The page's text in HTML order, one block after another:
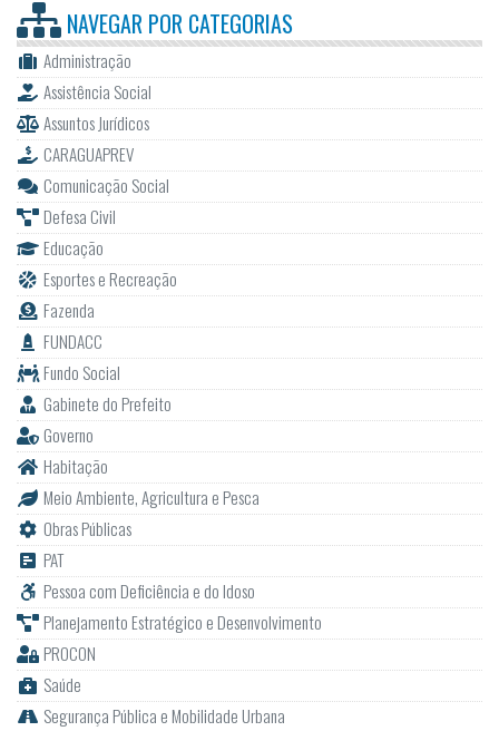
NAVEGAR POR CATEGORIAS
Administração
Assistência Social
Assuntos Jurídicos
CARAGUAPREV
Comunicação Social
Defesa Civil
Educação
Esportes e Recreação
Fazenda
FUNDACC
Fundo Social
Gabinete do Prefeito
Governo
Habitação
Meio Ambiente, Agricultura e Pesca
Obras Públicas
PAT
Pessoa com Deficiência e do Idoso
Planejamento Estratégico e Desenvolvimento
PROCON
Saúde
Segurança Pública e Mobilidade Urbana